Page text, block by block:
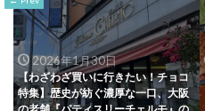
2026年1月30日
【わざわざ買いに行きたい！チョコ
特集】歴史が紡ぐ濃厚な一口、大阪